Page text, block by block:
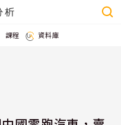
課程 資料庫